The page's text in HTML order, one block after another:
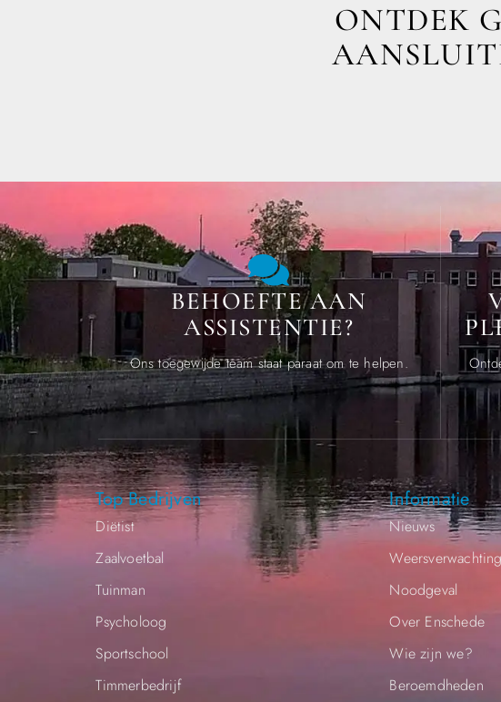
ONTDEK
BEHOEFTE AAN
ASSISTENTIE?
Ons toegewijde team staat paraat om te helpen.
Informatie
Nieuws
Weersverwachting
Noodgeval
Over Enschede
Wie zijn we?
Beroemdheden​
Top Bedrijven
Diëtist
Zaalvoetbal
Tuinman
Psycholoog
Sportschool
Timmerbedrijf